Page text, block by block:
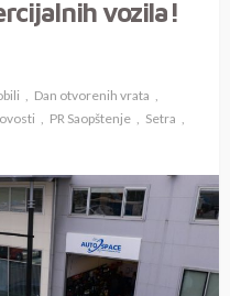
vozila!
Dan otvorenih vrata
PR Saopštenje
Setra